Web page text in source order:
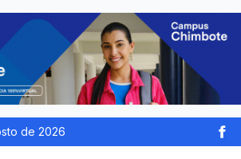
de 2026